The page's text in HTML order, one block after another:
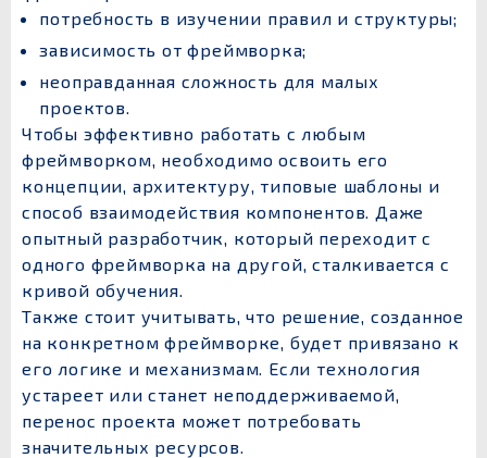
потребность в изучении правил и структуры;
зависимость от фреймворка;
неоправданная сложность для малых
проектов.
Чтобы эффективно работать с любым
фреймворком, необходимо освоить его
концепции, архитектуру, типовые шаблоны и
способ взаимодействия компонентов. Даже
опытный разработчик, который переходит с
одного фреймворка на другой, сталкивается с
кривой обучения.
Также стоит учитывать, что решение, созданное
на конкретном фреймворке, будет привязано к
его логике и механизмам. Если технология
устареет или станет неподдерживаемой,
перенос проекта может потребовать
значительных ресурсов.